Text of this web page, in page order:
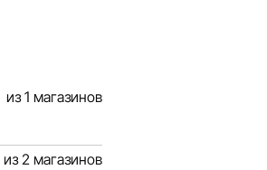
из 1 магазинов
из 2 магазинов